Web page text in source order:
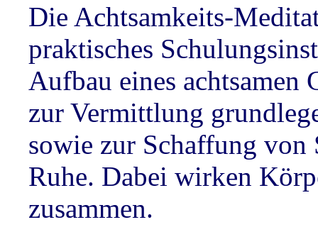
Die Achtsamkeits-
praktisches
Aufbau eines achtsamen
zur Vermittlung
sowie zur Schaffung von
Ruhe. Dabei wirken
zusammen.